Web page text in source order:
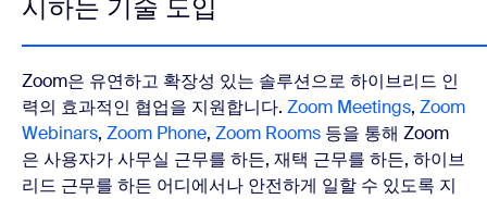
시하는 기술 도입
Zoom은 유연하고 확장성 있는 솔루션으로 하이브리드 인
력의 효과적인 협업을 지원합니다. Zoom Meetings, Zoom
Webinars, Zoom Phone, Zoom Rooms 등을 통해 Zoom
은 사용자가 사무실 근무를 하든, 재택 근무를 하든, 하이브
리드 근무를 하든 어디에서나 안전하게 일할 수 있도록 지